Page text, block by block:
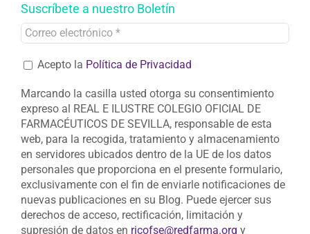
Suscríbete a nuestro Boletín
Acepto la Política de Privacidad
Marcando la casilla usted otorga su consentimiento
expreso al REAL E ILUSTRE COLEGIO OFICIAL DE
FARMACÉUTICOS DE SEVILLA, responsable de esta
web, para la recogida, tratamiento y almacenamiento
en servidores ubicados dentro de la UE de los datos
personales que proporciona en el presente formulario,
exclusivamente con el fin de enviarle notificaciones de
nuevas publicaciones en su Blog. Puede ejercer sus
derechos de acceso, rectificación, limitación y
supresión de datos en ricofse@redfarma.org y